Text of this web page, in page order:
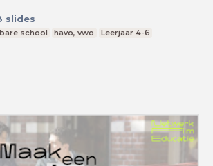
slides
school havo, vwo Leerjaar 4-6